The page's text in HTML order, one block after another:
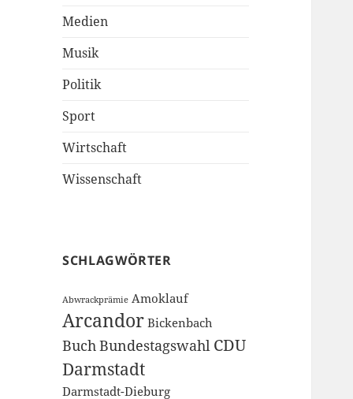
Medien
Musik
Politik
Sport
Wirtschaft
Wissenschaft
SCHLAGWÖRTER
Abwrackprämie Amoklauf
Arcandor Bickenbach
BuchBundestagswahl CDU
Darmstadt
Darmstadt-Dieburg